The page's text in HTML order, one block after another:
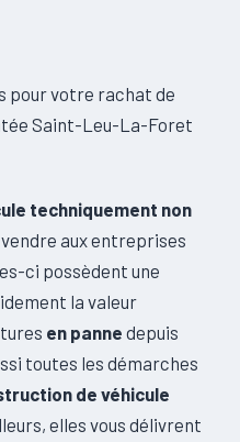
pour votre rachat de
Saint-Leu-La-Foret
techniquement non
aux entreprises
ci possèdent une
la valeur
en panne depuis
toutes les démarches
de véhicule
elles vous délivrent